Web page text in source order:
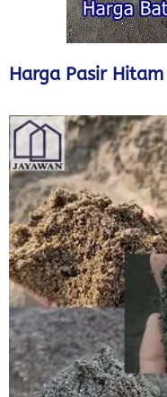
Harga Pasir Hitam